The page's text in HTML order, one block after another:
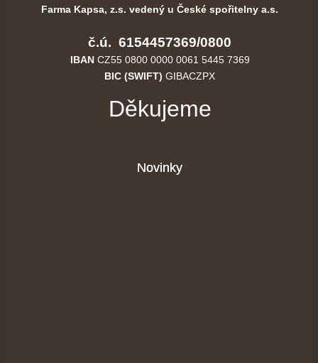
Farma Kapsa, z.s. vedený u České spořitelny a.s.
č.ú. 6154457369/0800
IBANCZ55 0800 0000 0061 5445 7369
BIC (SWIFT) GIBACZPX
Děkujeme
Novinky